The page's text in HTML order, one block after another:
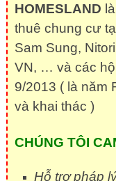
HOMESLAND
thuê chung cư
Sam Sung,
VN, … và các
9/2013 ( là năm
và khai thác )
CHÚNG TÔI
Hỗ trợ pháp